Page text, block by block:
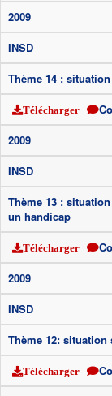
2009
INSD
Thème 14 :
Télécharger
2009
INSD
Thème 13 :
un handicap
Télécharger
2009
INSD
Thème 12:
Télécharger